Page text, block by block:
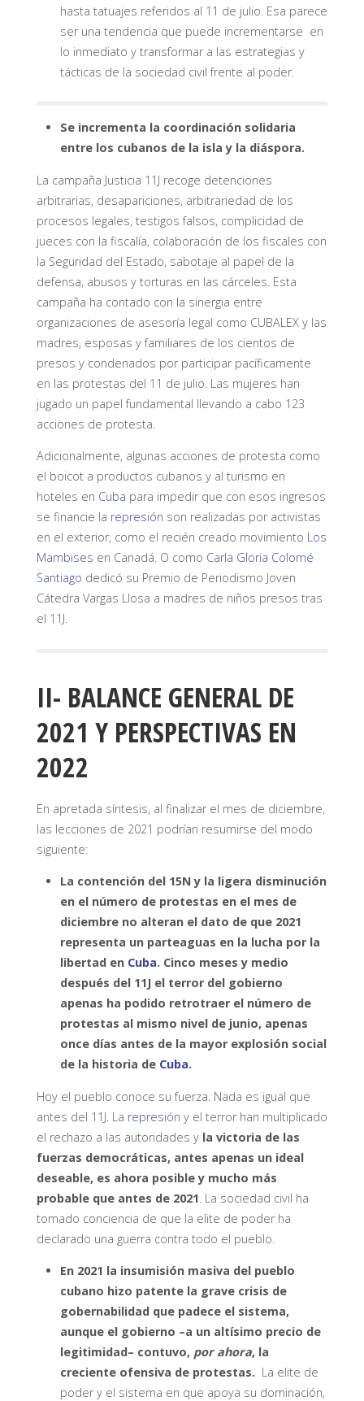
hasta tatuajes referidos al 11 de julio. Esa parece
ser una tendencia que puede incrementarse en
lo inmediato y transformar a las estrategias y
tácticas de la sociedad civil frente al poder.
Se incrementa la coordinación solidaria
entre los cubanos de la isla y la diáspora.
La campaña Justicia 11J recoge detenciones
arbitrarias, desapariciones, arbitrariedad de los
procesos legales, testigos falsos, complicidad de
jueces con la fiscalía, colaboración de los fiscales con
la Seguridad del Estado, sabotaje al papel de la
defensa, abusos y torturas en las cárceles. Esta
campaña ha contado con la sinergia entre
organizaciones de asesoría legal como CUBALEX y las
madres, esposas y familiares de los cientos de
presos y condenados por participar pacíficamente
en las protestas del 11 de julio. Las mujeres han
jugado un papel fundamental llevando a cabo 123
acciones de protesta.
Adicionalmente, algunas acciones de protesta como
el boicot a productos cubanos y al turismo en
hoteles en Cuba para impedir que con esos ingresos
se financie la represión son realizadas por activistas
en el exterior, como el recién creado movimiento Los
Mambises en Canadá. O como Carla Gloria Colomé
Santiago dedicó su Premio de Periodismo Joven
Cátedra Vargas Llosa a madres de niños presos tras
el 11J.
II- BALANCE GENERAL DE
2021 Y PERSPECTIVAS EN
2022
En apretada síntesis, al finalizar el mes de diciembre,
las lecciones de 2021 podrían resumirse del modo
siguiente:
La contención del 15N y la ligera disminución
en el número de protestas en el mes de
diciembre no alteran el dato de que 2021
representa un parteaguas en la lucha por la
libertad en Cuba. Cinco meses y medio
después del 11J el terror del gobierno
apenas ha podido retrotraer el número de
protestas al mismo nivel de junio, apenas
once días antes de la mayor explosión social
de la historia de Cuba.
Hoy el pueblo conoce su fuerza. Nada es igual que
antes del 11J. La represión y el terror han multiplicado
el rechazo a las autoridades y la victoria de las
fuerzas democráticas, antes apenas un ideal
deseable, es ahora posible y mucho más
probable que antes de 2021 . La sociedad civil ha
tomado conciencia de que la elite de poder ha
declarado una guerra contra todo el pueblo.
En 2021 la insumisión masiva del pueblo
cubano hizo patente la grave crisis de
gobernabilidad que padece el sistema,
aunque el gobierno –a un altísimo precio de
legitimidad– contuvo, por ahora, la
creciente ofensiva de protestas. La elite de
poder y el sistema en que apoya su dominación,